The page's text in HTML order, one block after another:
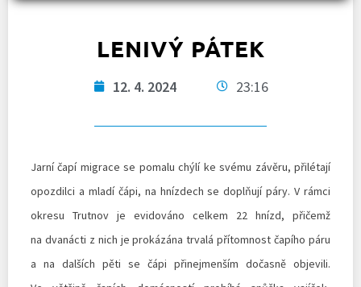
LENIVÝ PÁTEK
12. 4. 2024 23:16
Jarní čapí migrace se pomalu chýlí ke svému závěru, přilétají
opozdilci a mladí čápi, na hnízdech se doplňují páry. V rámci
okresu Trutnov je evidováno celkem 22 hnízd, přičemž
na dvanácti z nich je prokázána trvalá přítomnost čapího páru
a na dalších pěti se čápi přinejmenším dočasně objevili.